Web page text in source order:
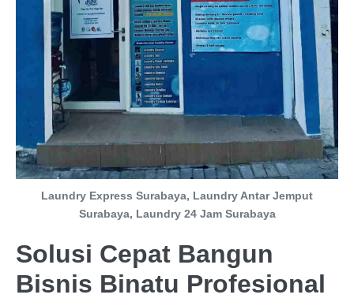
Laundry Express Surabaya, Laundry Antar Jemput
Surabaya, Laundry 24 Jam Surabaya
Solusi Cepat Bangun
Bisnis Binatu Profesional